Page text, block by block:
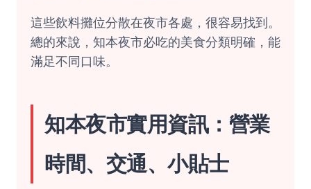
這些飲料攤位分散在夜市各處，很容易找到。
總的來說，知本夜市必吃的美食分類明確，能
滿足不同口味。
知本夜市實用資訊：營業
時間、交通、小貼士